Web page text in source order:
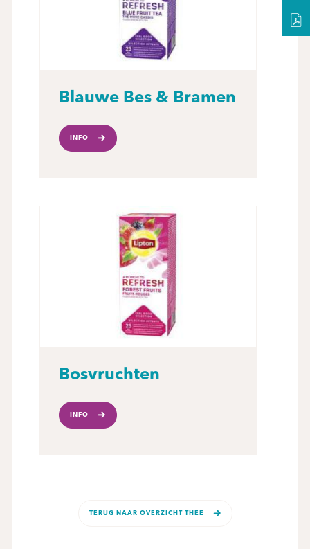
Blauwe Bes & Bramen
INFO
Bosvruchten
INFO
TERUG NAAR OVERZICHT THEE